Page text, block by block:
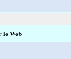
le Web